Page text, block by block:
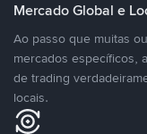
Mercado Global e
Ao passo que muitas
mercados específicos,
de trading
locais.